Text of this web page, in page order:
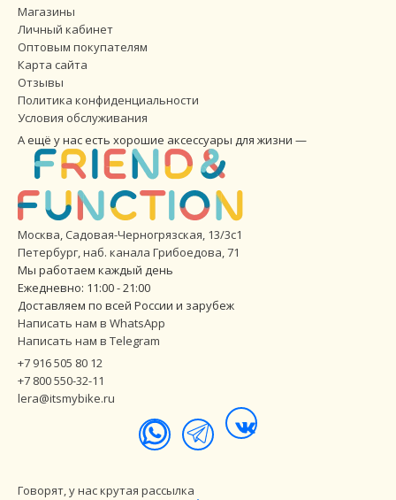
Магазины
Личный кабинет
Оптовым покупателям
Карта сайта
Отзывы
Политика конфиденциальности
Условия обслуживания
А ещё у нас есть хорошие аксессуары для жизни —
Москва, Садовая-Черногрязская, 13/3с1
Петербург,наб. канала Грибоедова, 71
Мы работаем каждый день
Ежедневно: 11:00 - 21:00
Доставляем по всей России и зарубеж
Написать нам в WhatsApp
Написать нам в Telegram
+7 916 505 80 12
+7 800 550-32-11
lera@itsmybike.ru
Говорят, у нас крутая рассылка